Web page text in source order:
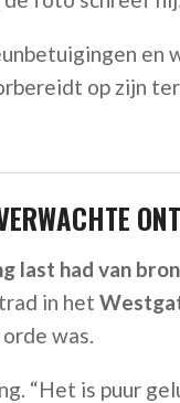
en
op zijn
last had van
in het
was.
“Het is puur